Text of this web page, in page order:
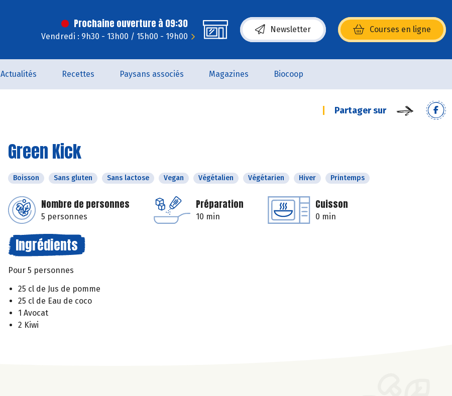
Prochaine ouverture à 09:30
Vendredi : 9h30 - 13h00 / 15h00 - 19h00
Newsletter Courses en ligne
(s’ouvre dans une nouvelle fenêtre)
Actualités Recettes Paysans associés Magazines Biocoop
Partager sur
Green Kick
Boisson Sans gluten Sans lactose Vegan Végétalien Végétarien Hiver Printemps
Nombre de personnes
5 personnes
Préparation
10 min
Cuisson
0 min
Ingrédients
Pour 5 personnes
25 cl de Jus de pomme
25 cl de Eau de coco
1 Avocat
2 Kiwi